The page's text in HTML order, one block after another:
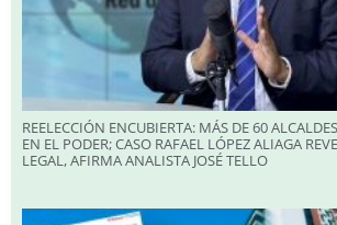
REELECCIÓN ENCUBIERTA: MÁS DE 60
EN EL PODER; CASO RAFAEL LÓPEZ ALIAGA
LEGAL, AFIRMA ANALISTA JOSÉ TELLO